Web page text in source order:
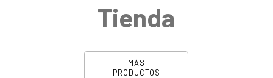
Tienda
MÁS
PRODUCTOS